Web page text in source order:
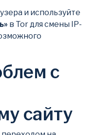
и используйте
в Tor для смены IP-
с
сайту